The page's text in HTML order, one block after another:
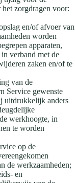
zorgdragen voor:
en/of afvoer van
worden
apparaten,
verband met de
zaken en/of te
van de
Service gewenste
uitdrukkelijk anders
werkhoogte, in
te worden
op de
de werkzaamheden;
en